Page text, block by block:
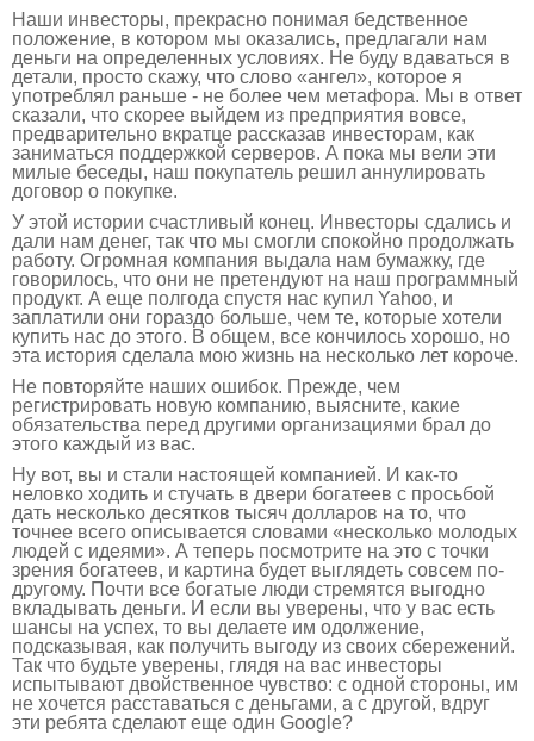
Наши инвесторы, прекрасно понимая бедственное
положение, в котором мы оказались, предлагали нам
деньги на определенных условиях. Не буду вдаваться в
детали, просто скажу, что слово «ангел», которое я
употреблял раньше - не более чем метафора. Мы в ответ
сказали, что скорее выйдем из предприятия вовсе,
предварительно вкратце рассказав инвесторам, как
заниматься поддержкой серверов. А пока мы вели эти
милые беседы, наш покупатель решил аннулировать
договор о покупке.
У этой истории счастливый конец. Инвесторы сдались и
дали нам денег, так что мы смогли спокойно продолжать
работу. Огромная компания выдала нам бумажку, где
говорилось, что они не претендуют на наш программный
продукт. А еще полгода спустя нас купил Yahoo, и
заплатили они гораздо больше, чем те, которые хотели
купить нас до этого. В общем, все кончилось хорошо, но
эта история сделала мою жизнь на несколько лет короче.
Не повторяйте наших ошибок. Прежде, чем
регистрировать новую компанию, выясните, какие
обязательства перед другими организациями брал до
этого каждый из вас.
Ну вот, вы и стали настоящей компанией. И как-то
неловко ходить и стучать в двери богатеев с просьбой
дать несколько десятков тысяч долларов на то, что
точнее всего описывается словами «несколько молодых
людей с идеями». А теперь посмотрите на это с точки
зрения богатеев, и картина будет выглядеть совсем по-
другому. Почти все богатые люди стремятся выгодно
вкладывать деньги. И если вы уверены, что у вас есть
шансы на успех, то вы делаете им одолжение,
подсказывая, как получить выгоду из своих сбережений.
Так что будьте уверены, глядя на вас инвесторы
испытывают двойственное чувство: с одной стороны, им
не хочется расставаться с деньгами, а с другой, вдруг
эти ребята сделают еще один Google?